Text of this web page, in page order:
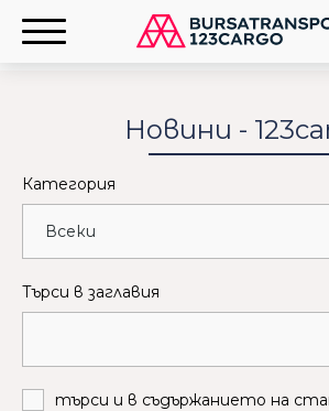
Новини -
Категория
Търси в заглавия
търси и в съдържанието на